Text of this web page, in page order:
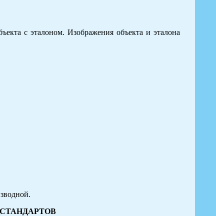
с эталоном. Изображения объекта и эталона